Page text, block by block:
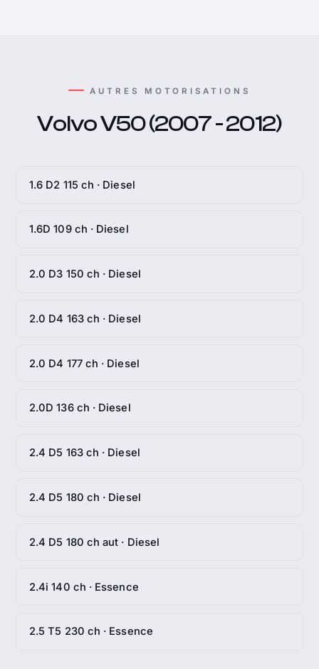
AUTRES MOTORISATIONS
Volvo V50 (2007 - 2012)
1.6 D2 115 ch · Diesel
1.6D 109 ch · Diesel
2.0 D3 150 ch · Diesel
2.0 D4 163 ch · Diesel
2.0 D4 177 ch · Diesel
2.0D 136 ch · Diesel
2.4 D5 163 ch · Diesel
2.4 D5 180 ch · Diesel
2.4 D5 180 ch aut · Diesel
2.4i 140 ch · Essence
2.5 T5 230 ch · Essence